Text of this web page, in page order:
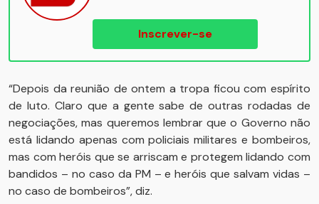
Inscrever-se
“Depois da reunião de ontem a tropa ficou com espírito
de luto. Claro que a gente sabe de outras rodadas de
negociações, mas queremos lembrar que o Governo não
está lidando apenas com policiais militares e bombeiros,
mas com heróis que se arriscam e protegem lidando com
bandidos – no caso da PM – e heróis que salvam vidas –
no caso de bombeiros”, diz.